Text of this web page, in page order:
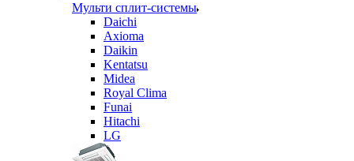
Мульти сплит-системы
Daichi
Axioma
Daikin
Kentatsu
Midea
Royal Clima
Funai
Hitachi
LG